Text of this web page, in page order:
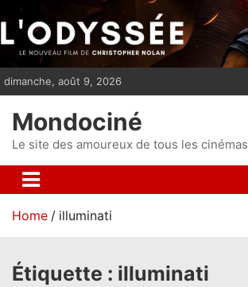
i
p
t
n
t
dimanche, août 9, 2026
Mondociné
Le site des amoureux de tous les cinémas
Home illuminati
Étiquette : illuminati